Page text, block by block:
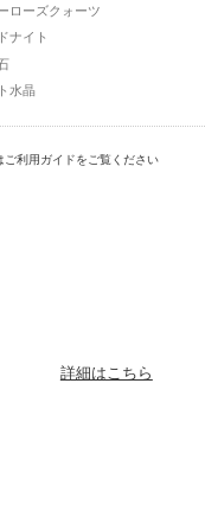
ローズクォーツ
ナイト
水晶
ご利用ガイドをご覧ください
詳細はこちら